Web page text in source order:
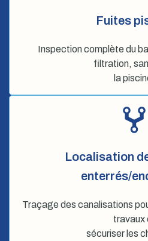
Fuites
Inspection complète du
filtration,
la
Localisation
enterrés/
Traçage des canalisations
travaux
sécuriser les